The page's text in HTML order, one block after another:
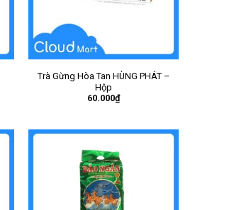
Trà Gừng Hòa Tan HÙNG PHÁT –
Hộp
60.000₫